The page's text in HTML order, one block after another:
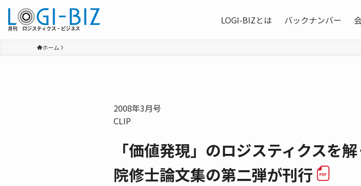
LOGI-BIZとは バックナンバー
ホーム
2008年3月号
CLIP
「価値発現」のロジスティクスを
院修士論文集の第二弾が刊行